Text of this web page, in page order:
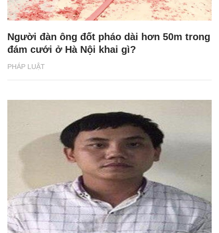
PHÁP LUẬT
Người đàn ông đốt pháo dài hơn 50m trong
đám cưới ở Hà Nội khai gì?